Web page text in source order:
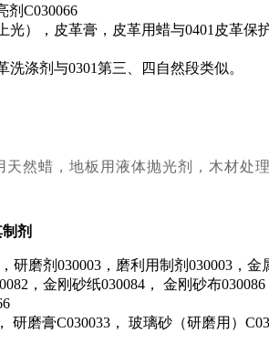
剂C030066
光），皮革膏，皮革用蜡与0401皮革
洗涤剂与0301第三、四自然段类似。
天然蜡，地板用液体抛光剂，木材处
剂
研磨剂030003，磨利用制剂030003，
，金刚砂纸030084， 金刚砂布
磨膏C030033， 玻璃砂（研磨用）